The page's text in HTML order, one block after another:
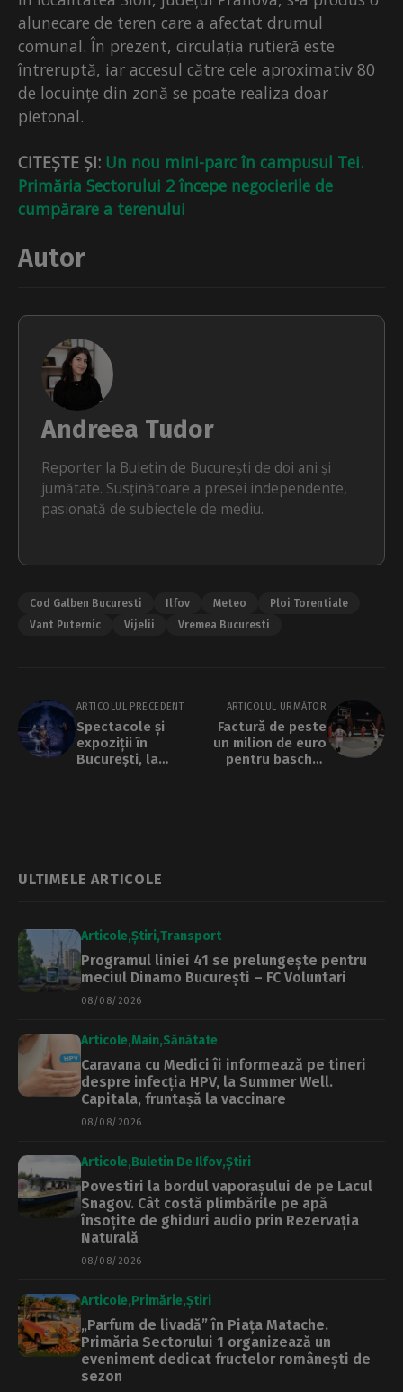
alunecare de teren care a afectat drumul
comunal. În prezent, circulația rutieră este
întreruptă, iar accesul către cele aproximativ 80
de locuințe din zonă se poate realiza doar
pietonal.
CITEȘTE ȘI: Un nou mini-parc în campusul Tei.
Primăria Sectorului 2 începe negocierile de
cumpărare a terenului
Autor
Andreea Tudor
Reporter la Buletin de București de doi ani și
jumătate. Susținătoare a presei independente,
pasionată de subiectele de mediu.
Cod Galben Bucuresti Ilfov Meteo
Ploi Torentiale
Vant Puternic
Vijelii Vremea Bucuresti
ARTICOLUL PRECEDENT
Spectacole și
expoziții în
București, la
ARTICOLUL URMĂTOR
Factură de peste
un milion de euro
pentru baschet
ULTIMELE ARTICOLE
Articole Știri Transport
Programul liniei 41 se prelungește pentru
meciul Dinamo București – FC Voluntari
08/08/2026
Articole Main Sănătate
Caravana cu Medici îi informează pe tineri
despre infecția HPV, la Summer Well.
Capitala, fruntașă la vaccinare
08/08/2026
Articole Buletin De Ilfov Știri
Povestiri la bordul vaporașului de pe Lacul
Snagov. Cât costă plimbările pe apă
însoțite de ghiduri audio prin Rezervația
Naturală
08/08/2026
Articole Primărie Știri
„Parfum de livadă” în Piața Matache.
Primăria Sectorului 1 organizează un
eveniment dedicat fructelor românești de
sezon